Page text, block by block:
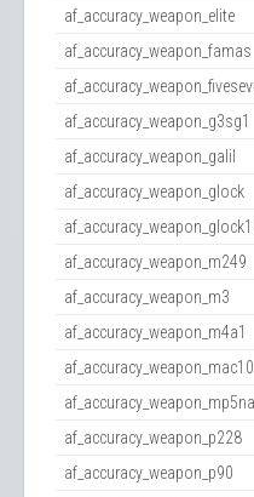
af_accuracy_weapon_elite
af_accuracy_weapon_famas
af_accuracy_weapon_g3sg1
af_accuracy_weapon_galil
af_accuracy_weapon_glock
af_accuracy_weapon_m249
af_accuracy_weapon_m3
af_accuracy_weapon_m4a1
af_accuracy_weapon_mac10
af_accuracy_weapon_p228
af_accuracy_weapon_p90